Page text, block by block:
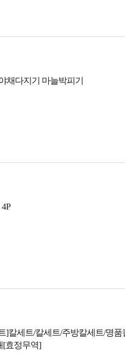
채다지기 마늘박피기
]칼세트/칼세트/주방칼세트/명품
[효정무역]